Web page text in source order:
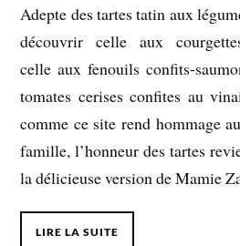
Adepte des tartes tatin aux
découvrir celle aux
celle aux fenouils confits-
tomates cerises confites au
comme ce site rend hommage
famille, l’honneur des tartes
la délicieuse version de Mamie
LIRE LA SUITE